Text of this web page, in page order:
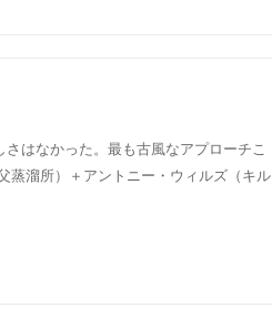
はなかった。最も古風なアプローチこ
蒸溜所）＋アントニー・ウィルズ（キル